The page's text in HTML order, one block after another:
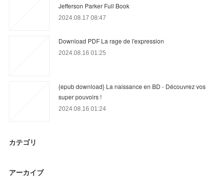
Jefferson Parker Full Book
2024.08.17 08:47
Download PDF La rage de l'expression
2024.08.16 01:25
{epub download} La naissance en BD - Découvrez vos
super pouvoirs !
2024.08.16 01:24
カテゴリ
アーカイブ